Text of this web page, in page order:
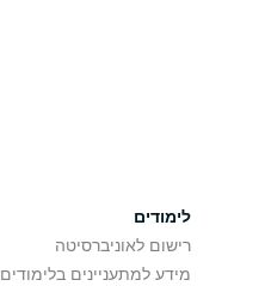
לימודים
רישום לאוניברסיטה
מידע למתעניינים בלימודים